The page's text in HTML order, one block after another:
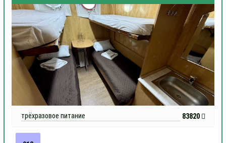
трёхразовое питание 83820